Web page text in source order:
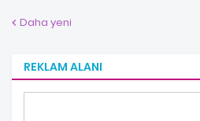
Daha yeni
REKLAM ALANI